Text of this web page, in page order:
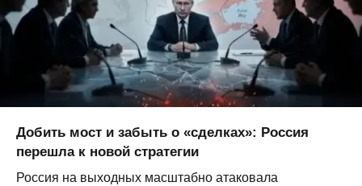
Добить мост и забыть о «сделках»: Россия
перешла к новой стратегии
Россия на выходных масштабно атаковала